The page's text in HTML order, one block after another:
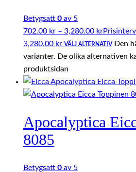
Betygsatt 0 av 5
702.00 kr – 3,280.00 kr
3,280.00 kr VÄLJ ALTERNATIV Den
varianter. De olika alternativen
produktsidan
Apocalyptica
8085
Betygsatt 0 av 5